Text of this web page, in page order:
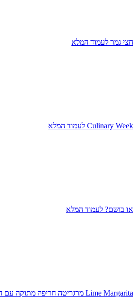
חצי גמר לעמוד המלא
Culinary Week לעמוד המלא
או בושם? לעמוד המלא
Lime Margarita מרגריטה חריפה מתוקה עם